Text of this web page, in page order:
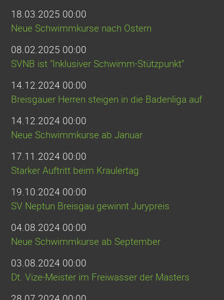
18.03.2025 00:00
Neue Schwimmkurse nach Ostern
08.02.2025 00:00
SVNB ist "Inklusiver Schwimm-Stützpunkt"
14.12.2024 00:00
Breisgauer Herren steigen in die Badenliga auf
14.12.2024 00:00
Neue Schwimmkurse ab Januar
17.11.2024 00:00
Starker Auftritt beim Kraulertag
19.10.2024 00:00
SV Neptun Breisgau gewinnt Jurypreis
04.08.2024 00:00
Neue Schwimmkurse ab September
03.08.2024 00:00
Dt. Vize-Meister im Freiwasser der Masters